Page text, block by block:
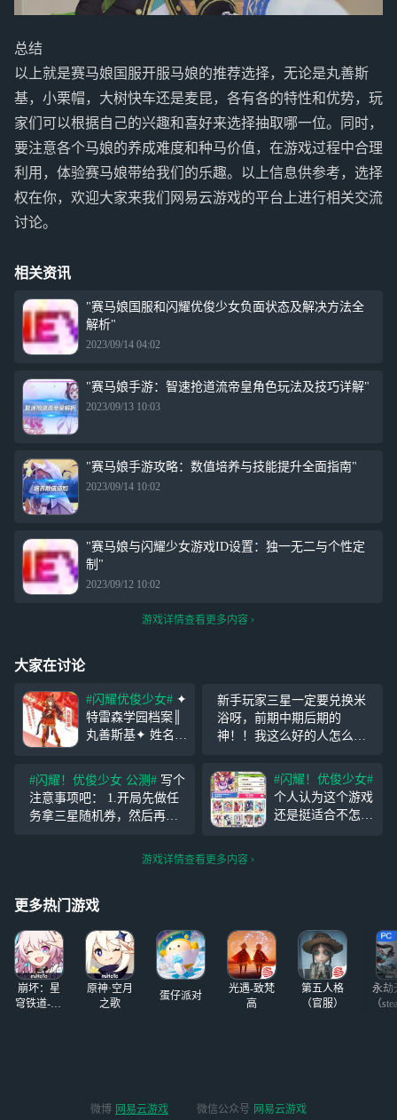
总结
以上就是赛马娘国服开服马娘的推荐选择，无论是丸善斯
基，小栗帽，大树快车还是麦昆，各有各的特性和优势，玩
家们可以根据自己的兴趣和喜好来选择抽取哪一位。同时，
要注意各个马娘的养成难度和种马价值，在游戏过程中合理
利用，体验赛马娘带给我们的乐趣。以上信息供参考，选择
权在你，欢迎大家来我们网易云游戏的平台上进行相关交流
讨论。
相关资讯
"赛马娘国服和闪耀优俊少女负面状态及解决方法全
解析"
2023/09/14 04:02
"赛马娘手游：智速抢道流帝皇角色玩法及技巧详解"
2023/09/13 10:03
"赛马娘手游攻略：数值培养与技能提升全面指南"
2023/09/14 10:02
"赛马娘与闪耀少女游戏ID设置：独一无二与个性定
制"
2023/09/12 10:02
游戏详情查看更多内容
大家在讨论
#闪耀优俊少女#
特雷森学园档案║
丸善斯基✦ 姓名--
部 生日--5月19日
身高--164厘米 体
重--理想状态 个性
有些老气的大姐
新手玩家三星一定要兑换米
浴呀，前期中期后期的
神！！我这么好的人怎么会
不会有人反驳吧(dog)(dog)
#闪耀！优俊少女 公测#
注意事项吧： 1.开局先做任
务拿三星随机券，然后再换
重复 2.主线里的耐麦昆还可
娃，这个可
#闪耀！优俊少女#
个人认为这个游戏
还是挺适合不怎么
成长真的让人觉得
十分开心，也会和
着他们一起共情，
希望
游戏详情查看更多内容
更多热门游戏
崩坏：星
穹铁道-4.4
原神·空月
之歌
蛋仔派对
光遇-致梵
高
第五人格
（官服）
永劫
（
微博 网易云游戏 微信公众号 网易云游戏